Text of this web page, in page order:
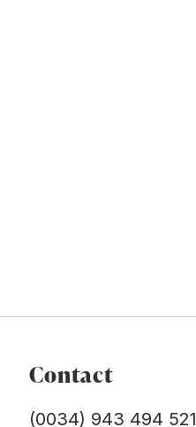
Contact
(0034) 943 494 521